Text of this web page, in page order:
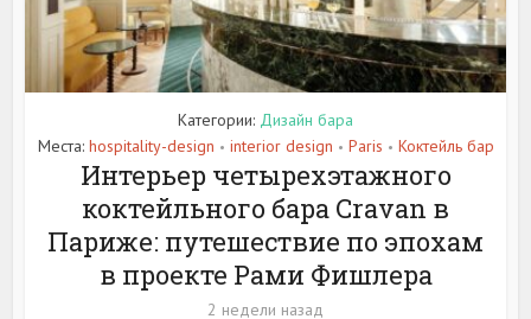
Категории: Дизайн бара
Места: hospitality-design • interior design • Paris • Коктейль бар
Интерьер четырехэтажного
коктейльного бара Cravan в
Париже: путешествие по эпохам
в проекте Рами Фишлера
2 недели назад